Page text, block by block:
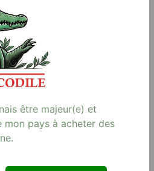
être majeur(e) et
pays à acheter des